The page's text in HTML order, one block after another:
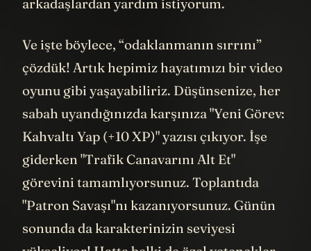
arkadaşlardan yardım istiyorum.
Ve işte böylece, “odaklanmanın sırrını”
çözdük! Artık hepimiz hayatımızı bir video
oyunu gibi yaşayabiliriz. Düşünsenize, her
sabah uyandığınızda karşınıza "Yeni Görev:
Kahvaltı Yap (+10 XP)" yazısı çıkıyor. İşe
giderken "Trafik Canavarını Alt Et"
görevini tamamlıyorsunuz. Toplantıda
"Patron Savaşı"nı kazanıyorsunuz. Günün
sonunda da karakterinizin seviyesi